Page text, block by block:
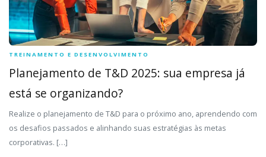
TREINAMENTO E DESENVOLVIMENTO
Planejamento de T&D 2025: sua empresa já
está se organizando?
Realize o planejamento de T&D para o próximo ano, aprendendo com
os desafios passados e alinhando suas estratégias às metas
corporativas. […]